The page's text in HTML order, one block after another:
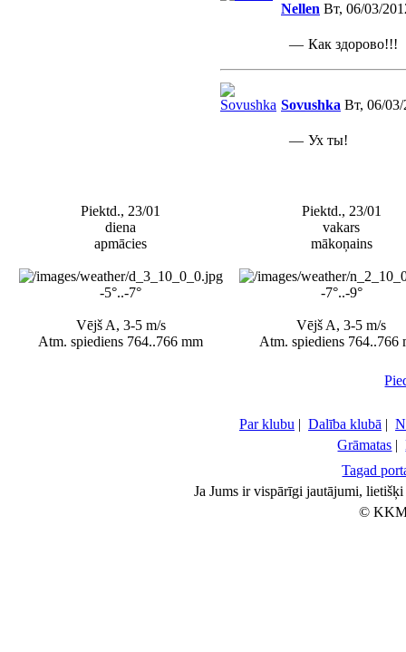
Nellen Вт, 06/03/
— Как здорово!!!
Sovushka Вт, 06/03/
— Ух ты!
Piektd., 23/01
diena
apmācies
-5°..-7°
Vējš A, 3-5 m/s
Atm. spiediens 764..766 mm
Piektd., 23/01
vakars
mākoņains
-7°..-9°
Vējš A, 3-5 m/s
Atm. spiediens 764..766
Par klubu | Dalība klubā |
Grāmatas |
Tagad
Ja Jums ir vispārīgi jautājumi,
©